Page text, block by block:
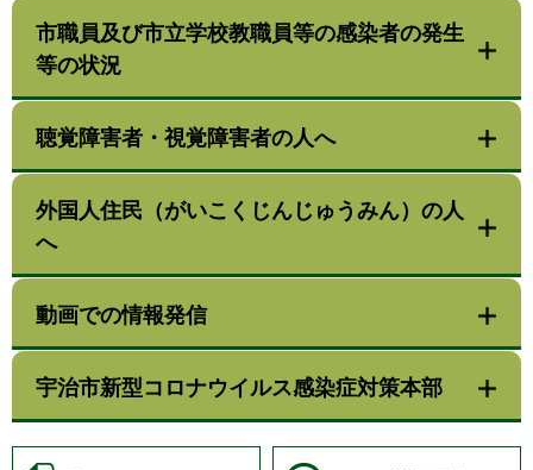
市職員及び市立学校教職員等の感染者の発生
等の状況
聴覚障害者・視覚障害者の人へ
外国人住民（がいこくじんじゅうみん）の人
へ
動画での情報発信
宇治市新型コロナウイルス感染症対策本部